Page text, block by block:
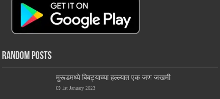
Random Posts
मुरूडमध्ये बिबट्याच्या हल्ल्यात एक जण जखमी
1st January 2023